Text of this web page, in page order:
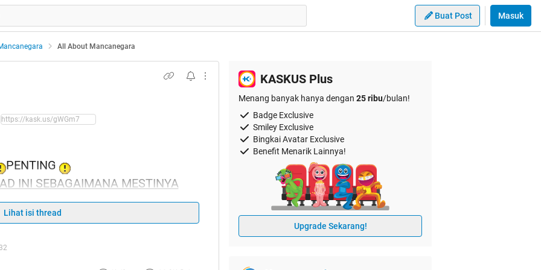
Buat Post Masuk
All About Mancanegara
PENTING
INI SEBAGAIMANA MESTINYA
RULES
Lihat isi thread
KASKUS Plus
Menang banyak hanya dengan 25 ribu/bulan!
Badge Exclusive
Smiley Exclusive
Bingkai Avatar Exclusive
Benefit Menarik Lainnya!
Upgrade Sekarang!